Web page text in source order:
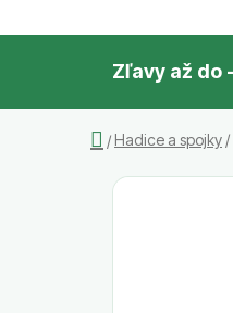
Zľavy až do
Domov
/ Hadice a spojky /